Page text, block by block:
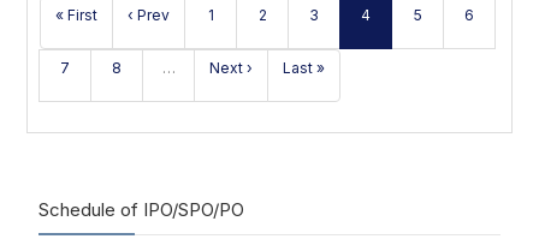
« First ‹ Prev 1 2 3 4 5 6
7 8 … Next › Last »
Schedule of IPO/SPO/PO